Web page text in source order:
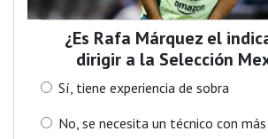
¿Es Rafa Márquez el
dirigir a la Selección
Sí, tiene experiencia de sobra
No, se necesita un técnico con